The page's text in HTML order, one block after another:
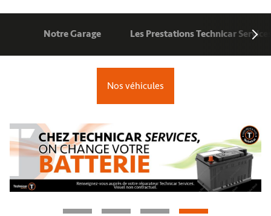
Notre Garage Les Prestations Technicar
Nos véhicules